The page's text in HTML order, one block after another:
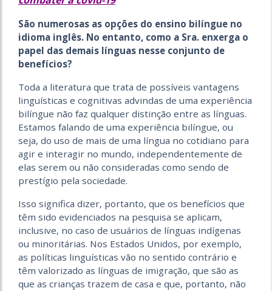
São numerosas as opções do ensino bilíngue no
idioma inglês. No entanto, como a Sra. enxerga o
papel das demais línguas nesse conjunto de
benefícios?
Toda a literatura que trata de possíveis vantagens
linguísticas e cognitivas advindas de uma experiência
bilíngue não faz qualquer distinção entre as línguas.
Estamos falando de uma experiência bilíngue, ou
seja, do uso de mais de uma língua no cotidiano para
agir e interagir no mundo, independentemente de
elas serem ou não consideradas como sendo de
prestígio pela sociedade.
Isso significa dizer, portanto, que os benefícios que
têm sido evidenciados na pesquisa se aplicam,
inclusive, no caso de usuários de línguas indígenas
ou minoritárias. Nos Estados Unidos, por exemplo,
as políticas linguísticas vão no sentido contrário e
têm valorizado as línguas de imigração, que são as
que as crianças trazem de casa e que, portanto, não